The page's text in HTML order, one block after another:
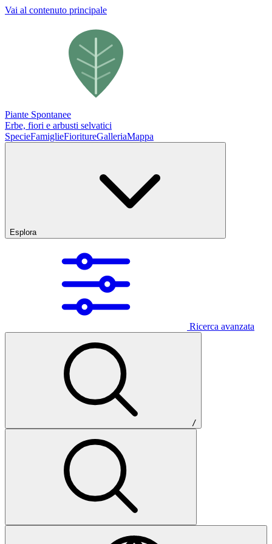
Vai al contenuto principale
Piante Spontanee
Erbe, fiori e arbusti selvatici
SpecieFamiglieFioritureGalleriaMappa
Esplora
Ricerca avanzata
/